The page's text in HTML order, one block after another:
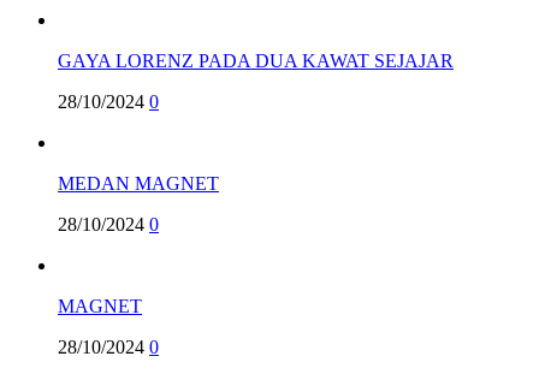
GAYA LORENZ PADA DUA KAWAT SEJAJAR
28/10/2024 0
MEDAN MAGNET
28/10/2024 0
MAGNET
28/10/2024 0